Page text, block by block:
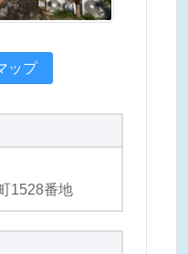
ップ
1528番地